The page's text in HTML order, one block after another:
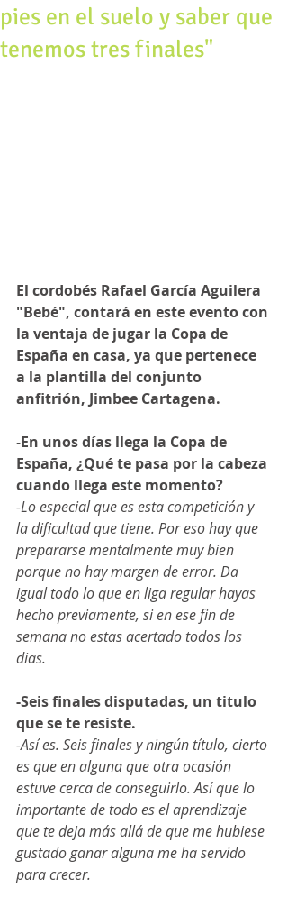
pies en el suelo y saber que
tenemos tres finales"
El cordobés Rafael García Aguilera
"Bebé", contará en este evento con
la ventaja de jugar la Copa de
España en casa, ya que pertenece
a la plantilla del conjunto
anfitrión, Jimbee Cartagena.
-En unos días llega la Copa de
España, ¿Qué te pasa por la cabeza
cuando llega este momento?
-Lo especial que es esta competición y
la dificultad que tiene. Por eso hay que
prepararse mentalmente muy bien
porque no hay margen de error. Da
igual todo lo que en liga regular hayas
hecho previamente, si en ese fin de
semana no estas acertado todos los
dias.
-Seis finales disputadas, un titulo
que se te resiste.
-Así es. Seis finales y ningún título, cierto
es que en alguna que otra ocasión
estuve cerca de conseguirlo. Así que lo
importante de todo es el aprendizaje
que te deja más allá de que me hubiese
gustado ganar alguna me ha servido
para crecer.